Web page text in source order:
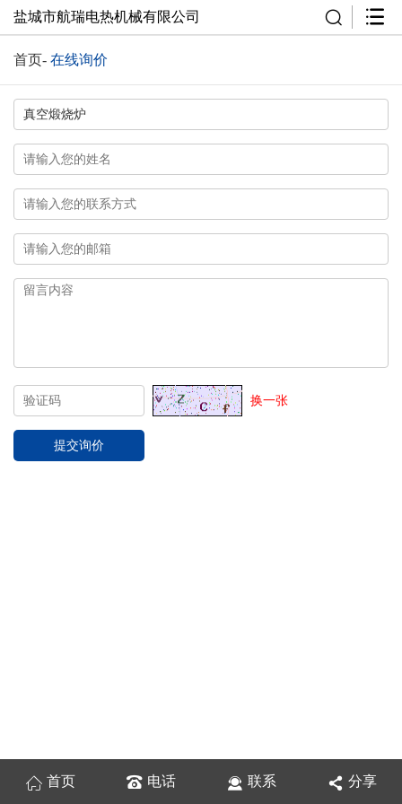
盐城市航瑞电热机械有限公司
首页- 在线询价
换一张
首页 电话 联系 分享